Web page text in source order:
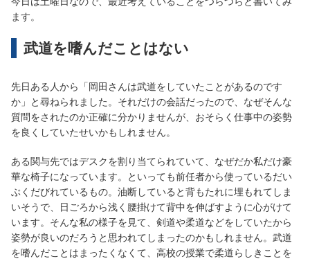
ます。
武道を嗜んだことはない
先日ある人から「岡田さんは武道をしていたことがあるのです
か」と尋ねられました。それだけの会話だったので、なぜそんな
質問をされたのか正確に分かりませんが、おそらく仕事中の姿勢
を良くしていたせいかもしれません。
ある関与先ではデスクを割り当てられていて、なぜだか私だけ豪
華な椅子になっています。といっても前任者から使っているだい
ぶくだびれているもの。油断していると背もたれに埋もれてしま
いそうで、日ごろから浅く腰掛けて背中を伸ばすように心がけて
います。そんな私の様子を見て、剣道や柔道などをしていたから
姿勢が良いのだろうと思われてしまったのかもしれません。武道
を嗜んだことはまったくなくて、高校の授業で柔道らしきことを